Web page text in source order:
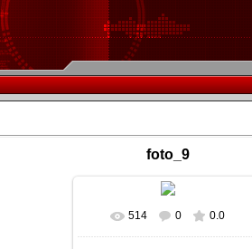
foto_9
У реальному розмірі
514 0 0.0